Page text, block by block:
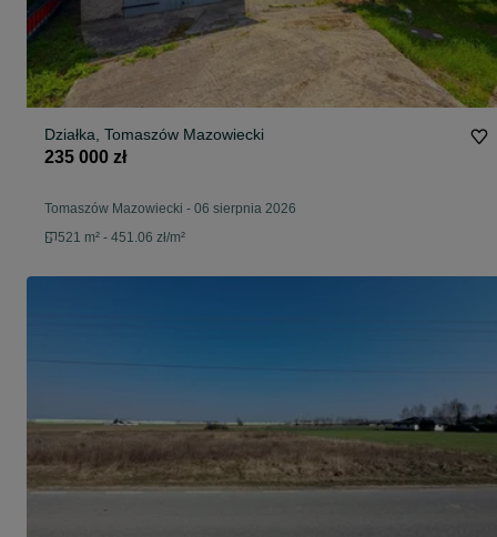
Działka, Tomaszów Mazowiecki
235 000 zł
Tomaszów Mazowiecki - 06 sierpnia 2026
521 m² - 451.06 zł/m²